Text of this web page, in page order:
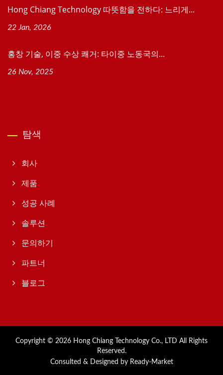
Hong Chiang Technology 따뜻함을 전하다: 느리게...
22 Jan, 2026
홍창 기술, 이중 수상 쾌거: 타이중 노동국의...
26 Nov, 2025
탐색
회사
제품
성공 사례
솔루션
문의하기
파트너
블로그
Copyright © 2026 Hong Chiang Technology Co., LTD All Rights
Reserved.
Consulted & Designed by Ready-Market